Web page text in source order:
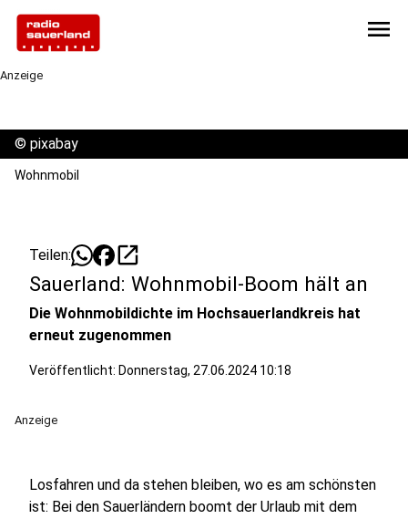
menu
Anzeige
© pixabay
Wohnmobil
Teilen: open_in_new
Sauerland: Wohnmobil-Boom hält an
Die Wohnmobildichte im Hochsauerlandkreis hat
erneut zugenommen
Veröffentlicht: Donnerstag, 27.06.2024 10:18
Anzeige
Losfahren und da stehen bleiben, wo es am schönsten
ist: Bei den Sauerländern boomt der Urlaub mit dem